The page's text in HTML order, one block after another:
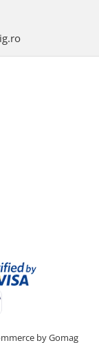
by Gomag